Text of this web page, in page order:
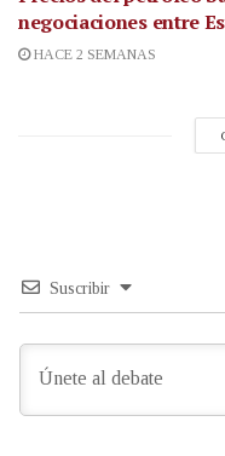
negociaciones entre
HACE 2 SEMANAS
Suscribir